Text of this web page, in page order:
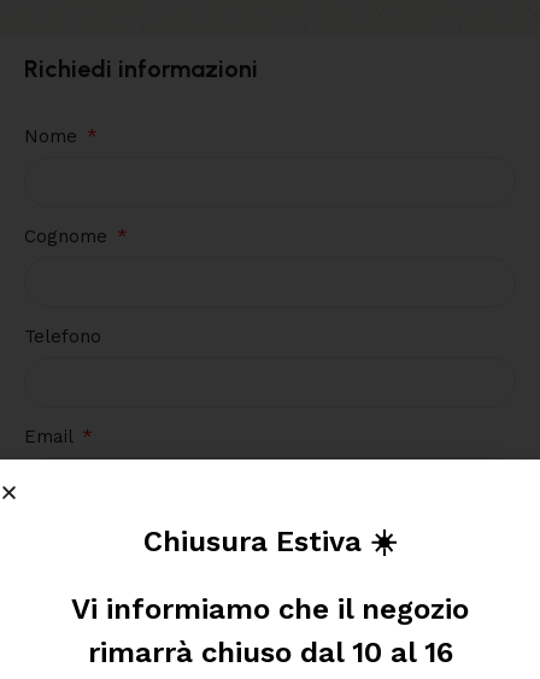
Richiedi informazioni
Nome
Cognome
Telefono
Email
Chiusura Estiva ☀️
Vi informiamo che il negozio
rimarrà chiuso dal 10 al 16